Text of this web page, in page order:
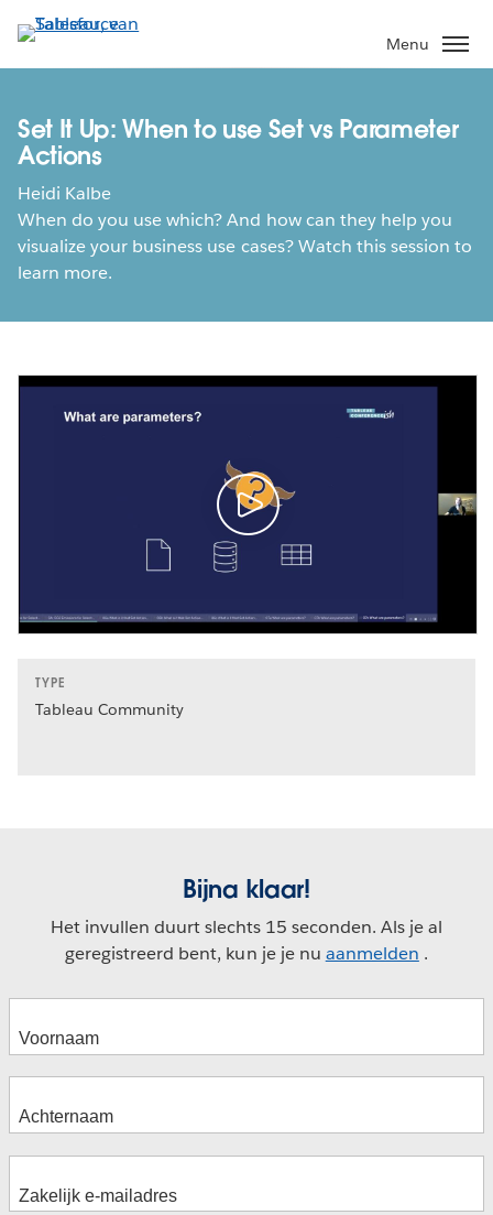
Verder
naar
hoofdinhoud
Menu
Set It Up: When to use Set vs Parameter
Actions
Heidi Kalbe
When do you use which? And how can they help you
visualize your business use cases? Watch this session to
learn more.
TYPE
Tableau Community
Bijna klaar!
Het invullen duurt slechts 15 seconden. Als je al
geregistreerd bent, kun je je nu aanmelden .